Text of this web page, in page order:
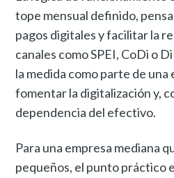
tope mensual definido,
pagos digitales y facilitar la
canales como SPEI, CoDi o
la medida como parte de
fomentar la digitalización y,
dependencia del efectivo.
Para una empresa mediana
pequeños, el punto práctico